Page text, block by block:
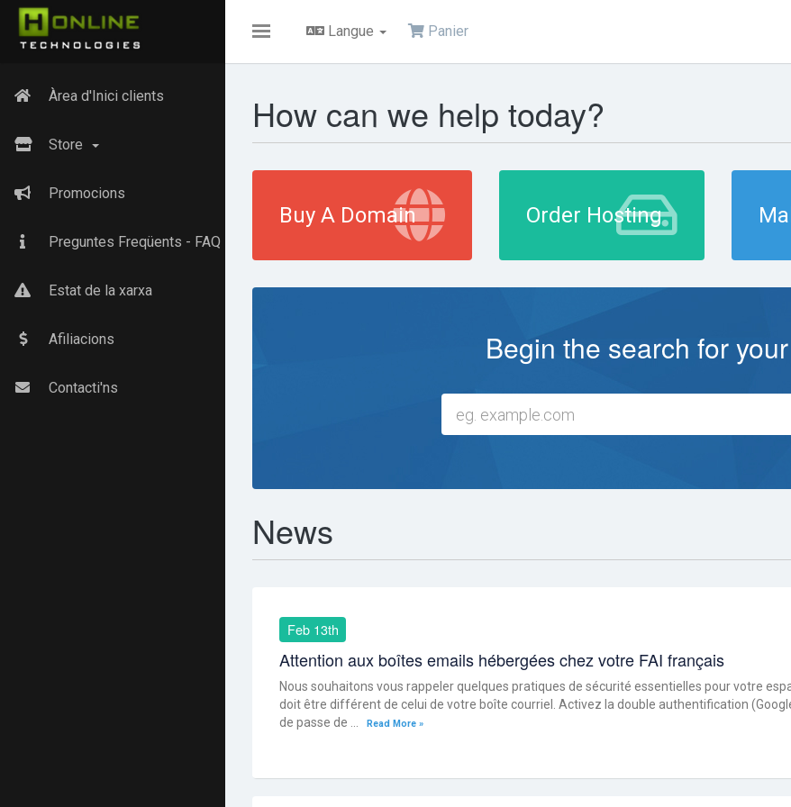
Toggle
Langue Panier
Àrea d'Inici clients
Store
Promocions
Preguntes Freqüents - FAQ
Estat de la xarxa
Afiliacions
Contacti'ns
How can we help today?
Buy A Domain Order Hosting
Begin the search for
News
Feb 13th
Attention aux boîtes emails hébergées chez votre FAI français
Nous souhaitons vous rappeler quelques pratiques de sécurité essentielles pour votre
doit être différent de celui de votre boîte courriel. Activez la double authentification
de passe de ...
Read More »